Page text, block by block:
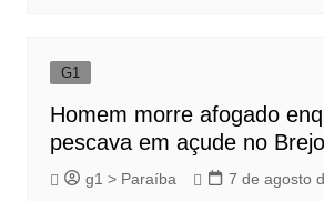
G1
Homem morre afogado
pescava em açude no
g1 > Paraíba 7 de agosto